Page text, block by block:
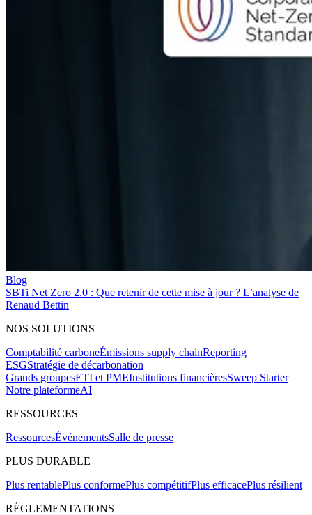
Blog
SBTi Net Zero 2.0 : Que retenir de cette mise à jour ? L’analyse de
Renaud Bettin
NOS SOLUTIONS
Comptabilité carboneÉmissions supply chainReporting
ESGStratégie de décarbonation
Grands groupesETI et PMEInstitutions financièresSweep Starter
Notre plateformeAI
RESSOURCES
RessourcesÉvénementsSalle de presse
PLUS DURABLE
Plus rentablePlus conformePlus compétitifPlus efficacePlus résilient
RÉGLEMENTATIONS